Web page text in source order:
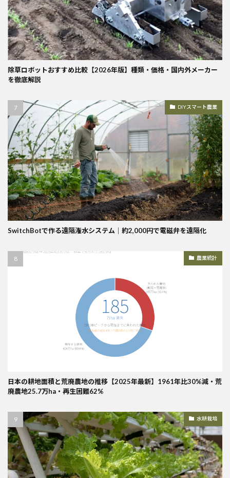
除草ロボットおすすめ比較【2026年版】種類・価格・国内外メーカー
を徹底解説
DIYスマート農業
SwitchBotで作る遠隔潅水システム｜約2,000円で電磁弁を遠隔化
農業統計
日本の耕地面積と荒廃農地の推移【2025年最新】1961年比30%減・荒
廃農地25.7万ha・再生困難62%
水耕栽培